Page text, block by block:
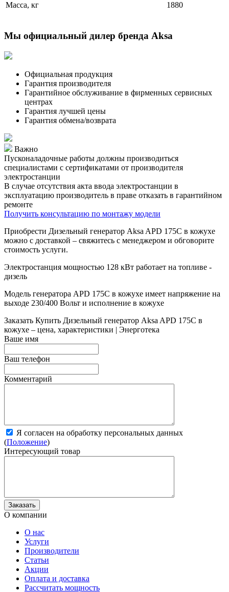
Масса, кг
1880
Мы официальный дилер бренда Aksa
Официальная продукция
Гарантия производителя
Гарантийное обслуживание в фирменных сервисных
центрах
Гарантия лучшей цены
Гарантия обмена/возврата
Важно
Пусконаладочные работы должны производиться
специалистами с сертификатами от производителя
электростанции
В случае отсутствия акта ввода электростанции в
эксплуатацию производитель в праве отказать в гарантийном
ремонте
Получить консультацию по монтажу модели
Приобрести Дизельный генератор Aksa APD 175C в кожухе
можно с доставкой – свяжитесь с менеджером и обговорите
стоимость услуги.
Электростанция мощностью 128 кВт работает на топливе -
дизель
Модель генератора APD 175C в кожухе имеет напряжение на
выходе 230/400 Вольт и исполнение в кожухе
Заказать Купить Дизельный генератор Aksa APD 175C в
кожухе – цена, характеристики | Энерготека
Ваше имя
Ваш телефон
Комментарий
Я согласен на обработку персональных данных
(Положение)
Интересующий товар
О компании
О нас
Услуги
Производители
Статьи
Акции
Оплата и доставка
Рассчитать мощность